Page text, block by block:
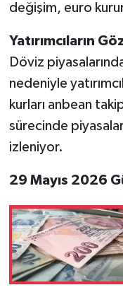
değişim, euro
Yatırımcıların
Döviz
nedeniyle
kurları anbean
sürecinde
izleniyor.
29 Mayıs 2026